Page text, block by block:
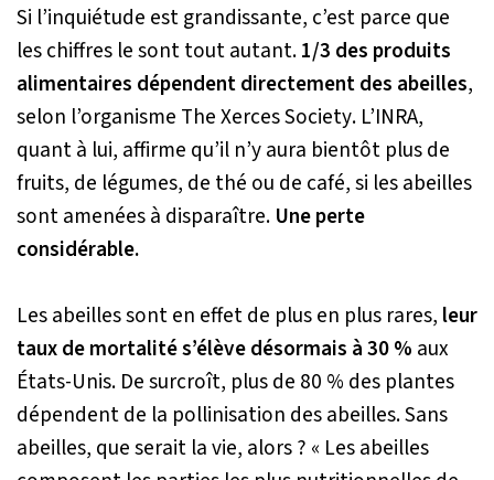
Si l’inquiétude est grandissante, c’est parce que
les chiffres le sont tout autant.1/3 des produits
alimentaires dépendent directement des abeilles,
selon l’organisme The Xerces Society. L’INRA,
quant à lui, affirme qu’il n’y aura bientôt plus de
fruits, de légumes, de thé ou de café, si les abeilles
sont amenées à disparaître. Une perte
considérable.
Les abeilles sont en effet de plus en plus rares, leur
taux de mortalité s’élève désormais à 30 % aux
États-Unis. De surcroît, plus de 80 % des plantes
dépendent de la pollinisation des abeilles. Sans
abeilles, que serait la vie, alors ? « Les abeilles